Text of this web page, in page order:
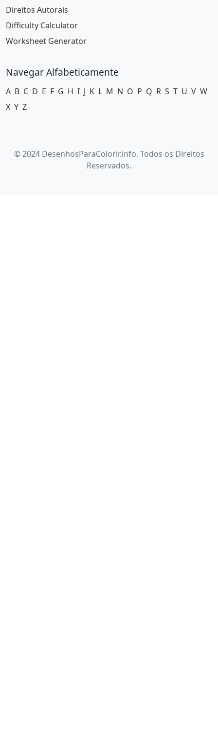
Direitos Autorais
Difficulty Calculator
Worksheet Generator
Navegar Alfabeticamente
A B C D E F G H I J K L M N O P Q R S T U V W
X Y Z
© 2024 DesenhosParaColorir.info. Todos os Direitos
Reservados.